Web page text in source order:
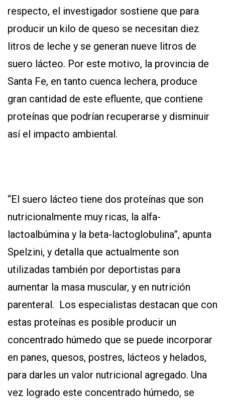
respecto, el investigador sostiene que para
producir un kilo de queso se necesitan diez
litros de leche y se generan nueve litros de
suero lácteo. Por este motivo, la provincia de
Santa Fe, en tanto cuenca lechera, produce
gran cantidad de este efluente, que contiene
proteínas que podrían recuperarse y disminuir
así el impacto ambiental.
“El suero lácteo tiene dos proteínas que son
nutricionalmente muy ricas, la alfa-
lactoalbúmina y la beta-lactoglobulina”, apunta
Spelzini, y detalla que actualmente son
utilizadas también por deportistas para
aumentar la masa muscular, y en nutrición
parenteral. Los especialistas destacan que con
estas proteínas es posible producir un
concentrado húmedo que se puede incorporar
en panes, quesos, postres, lácteos y helados,
para darles un valor nutricional agregado. Una
vez logrado este concentrado húmedo, se